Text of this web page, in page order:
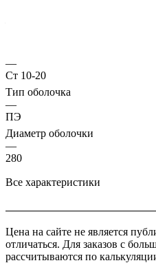
—
Ст 10-20
Тип оболочка
—
ПЭ
Диаметр оболочки
—
280
Все характеристики
Цена на сайте не является
отличаться. Для заказов с
рассчитываются по